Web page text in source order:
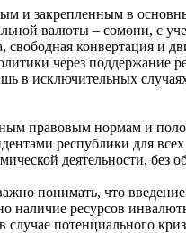
и закрепленным в
валюты – сомони, с
свободная конвертация и
через поддержание
в исключительных
правовым нормам и
республики для
деятельности, без
понимать, что
наличие ресурсов
случае потенциального